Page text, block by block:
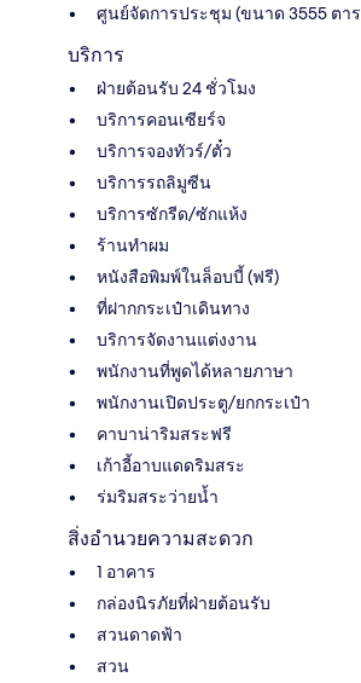
ศูนย์จัดการประชุม (ขนาด 3555 ตาร
บริการ
ฝ่ายต้อนรับ 24 ชั่วโมง
บริการคอนเซียร์จ
บริการจองทัวร์/ตั๋ว
บริการรถลิมูซีน
บริการซักรีด/ซักแห้ง
ร้านทำผม
หนังสือพิมพ์ในล็อบบี้ (ฟรี)
ที่ฝากกระเป๋าเดินทาง
บริการจัดงานแต่งงาน
พนักงานที่พูดได้หลายภาษา
พนักงานเปิดประตู/ยกกระเป๋า
คาบาน่าริมสระฟรี
เก้าอี้อาบแดดริมสระ
ร่มริมสระว่ายน้ำ
สิ่งอำนวยความสะดวก
1 อาคาร
กล่องนิรภัยที่ฝ่ายต้อนรับ
สวนดาดฟ้า
สวน